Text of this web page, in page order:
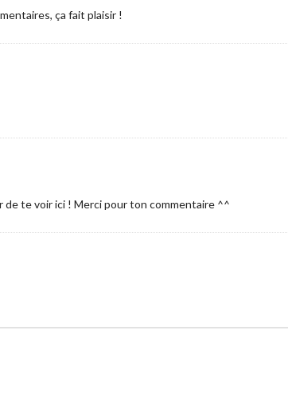
ça fait plaisir !
te voir ici ! Merci pour ton commentaire ^^